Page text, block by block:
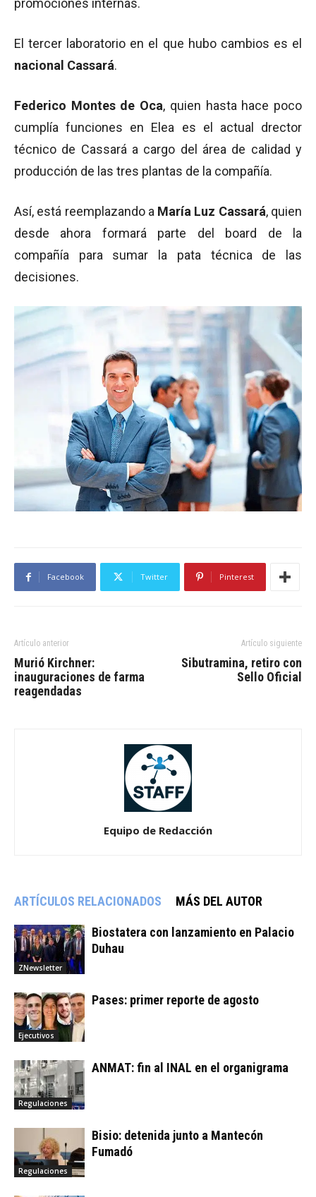
promociones internas.
El tercer laboratorio en el que hubo cambios es el
nacional Cassará.
Federico Montes de Oca, quien hasta hace poco
cumplía funciones en Elea es el actual drector
técnico de Cassará a cargo del área de calidad y
producción de las tres plantas de la compañía.
Así, está reemplazando a María Luz Cassará, quien
desde ahora formará parte del board de la
compañía para sumar la pata técnica de las
decisiones.
Facebook Twitter Pinterest
Artículo anterior
Murió Kirchner:
inauguraciones de farma
reagendadas
Artículo siguiente
Sibutramina, retiro con
Sello Oficial
Equipo de Redacción
ARTÍCULOS RELACIONADOS MÁS DEL AUTOR
ZNewsletter
Biostatera con lanzamiento en Palacio
Duhau
Ejecutivos
Pases: primer reporte de agosto
Regulaciones
ANMAT: fin al INAL en el organigrama
Regulaciones
Bisio: detenida junto a Mantecón
Fumadó